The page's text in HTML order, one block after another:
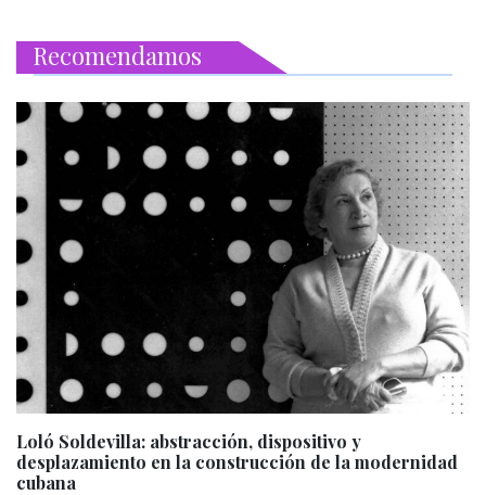
Recomendamos
Loló Soldevilla: abstracción, dispositivo y
desplazamiento en la construcción de la modernidad
cubana